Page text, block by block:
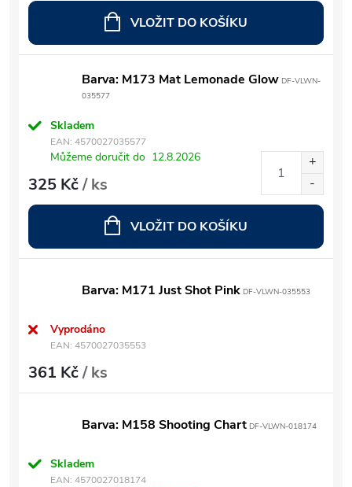
VLOŽIT DO KOŠÍKU
Barva: M173 Mat Lemonade Glow DF-VLWN-
035577
Skladem
EAN: 4570027035577
Můžeme doručit do 12.8.2026
325 Kč/ ks
VLOŽIT DO KOŠÍKU
Barva: M171 Just Shot Pink DF-VLWN-035553
Vyprodáno
EAN: 4570027035553
361 Kč/ ks
Barva: M158 Shooting Chart DF-VLWN-018174
Skladem
EAN: 4570027018174